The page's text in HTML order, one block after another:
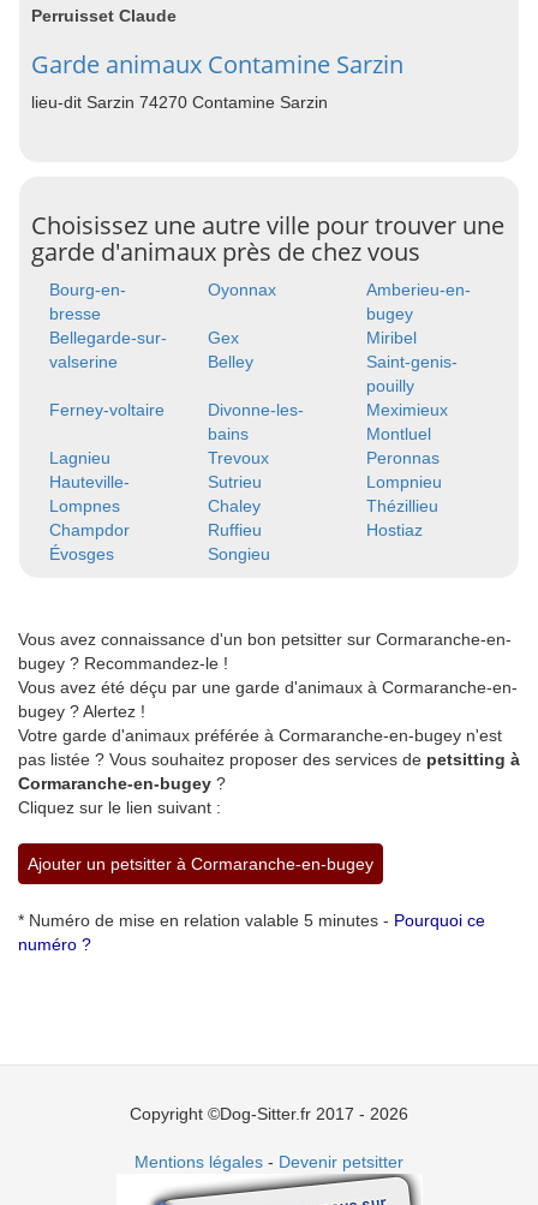
Perruisset Claude
Garde animaux Contamine Sarzin
lieu-dit Sarzin 74270 Contamine Sarzin
Choisissez une autre ville pour trouver une
garde d'animaux près de chez vous
Bourg-en-
bresse
Oyonnax
Amberieu-en-
bugey
Bellegarde-sur-
valserine
Gex
Miribel
Belley
Saint-genis-
pouilly
Ferney-voltaire
Divonne-les-
bains
Meximieux
Montluel
Lagnieu
Trevoux
Peronnas
Hauteville-
Lompnes
Sutrieu
Lompnieu
Chaley
Thézillieu
Champdor
Ruffieu
Hostiaz
Évosges
Songieu
Vous avez connaissance d'un bon petsitter sur Cormaranche-en-
bugey ? Recommandez-le !
Vous avez été déçu par une garde d'animaux à Cormaranche-en-
bugey ? Alertez !
Votre garde d'animaux préférée à Cormaranche-en-bugey n'est
pas listée ? Vous souhaitez proposer des services de petsitting à
Cormaranche-en-bugey ?
Cliquez sur le lien suivant :
Ajouter un petsitter à Cormaranche-en-bugey
* Numéro de mise en relation valable 5 minutes - Pourquoi ce
numéro ?
Copyright ©Dog-Sitter.fr 2017 - 2026
Mentions légales - Devenir petsitter